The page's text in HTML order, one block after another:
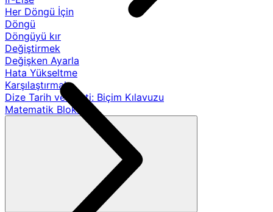
Her Döngü İçin
Döngü
Döngüyü kır
Değiştirmek
Değişken Ayarla
Hata Yükseltme
Karşılaştırmak
Dize Tarih ve Saati: Biçim Kılavuzu
Matematik Blokları